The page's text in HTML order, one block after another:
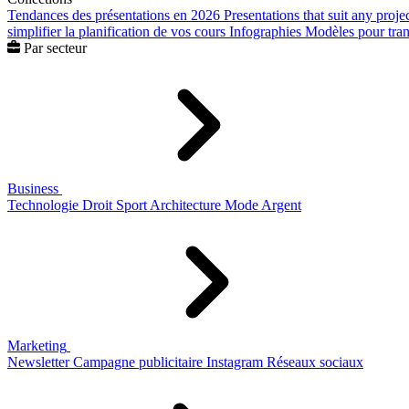
Tendances des présentations en 2026 Presentations that suit any
simplifier la planification de vos cours Infographies Modèles pour
Par secteur
Business
Technologie Droit Sport Architecture Mode Argent
Marketing
Newsletter Campagne publicitaire Instagram Réseaux sociaux